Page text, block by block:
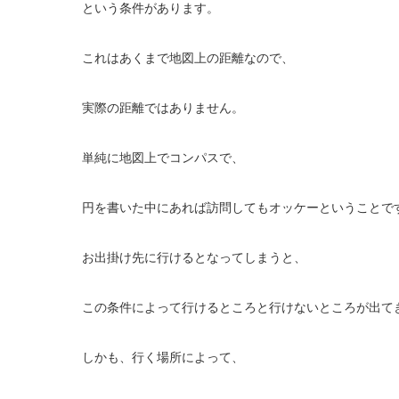
という条件があります。
これはあくまで地図上の距離なので、
実際の距離ではありません。
単純に地図上でコンパスで、
円を書いた中にあれば訪問してもオッケーということで
お出掛け先に行けるとなってしまうと、
この条件によって行けるところと行けないところが出て
しかも、行く場所によって、